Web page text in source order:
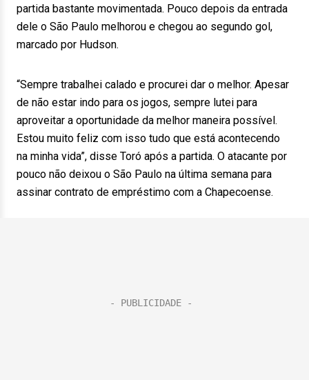
partida bastante movimentada. Pouco depois da entrada
dele o São Paulo melhorou e chegou ao segundo gol,
marcado por Hudson.
“Sempre trabalhei calado e procurei dar o melhor. Apesar
de não estar indo para os jogos, sempre lutei para
aproveitar a oportunidade da melhor maneira possível.
Estou muito feliz com isso tudo que está acontecendo
na minha vida”, disse Toró após a partida. O atacante por
pouco não deixou o São Paulo na última semana para
assinar contrato de empréstimo com a Chapecoense.